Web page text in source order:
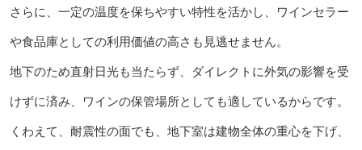
さらに、一定の温度を保ちやすい特性を活かし、ワインセラー
や食品庫としての利用価値の高さも見逃せません。
地下のため直射日光も当たらず、ダイレクトに外気の影響を受
けずに済み、ワインの保管場所としても適しているからです。
くわえて、耐震性の面でも、地下室は建物全体の重心を下げ、